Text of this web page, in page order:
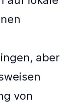
aber
von